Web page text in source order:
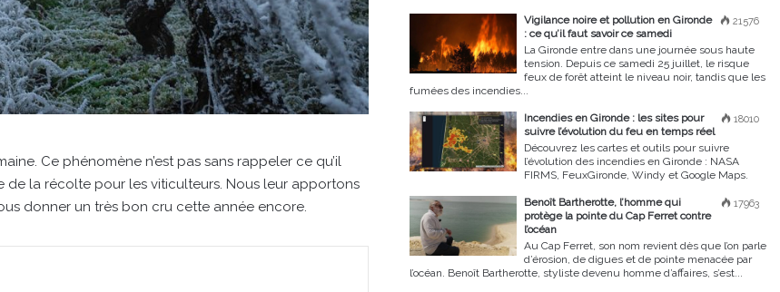
Ce phénomène n’est pas sans rappeler ce qu’il
de la récolte pour les viticulteurs. Nous leur apportons
donner un très bon cru cette année encore.
21576
Vigilance noire et pollution en Gironde
: ce qu’il faut savoir ce samedi
La Gironde entre dans une journée sous haute
tension. Depuis ce samedi 25 juillet, le risque
feux de forêt atteint le niveau noir, tandis que les
fumées des incendies...
18010
Incendies en Gironde : les sites pour
suivre l’évolution du feu en temps réel
Découvrez les cartes et outils pour suivre
l’évolution des incendies en Gironde : NASA
FIRMS, FeuxGironde, Windy et Google Maps.
17963
Benoît Bartherotte, l’homme qui
protège la pointe du Cap Ferret contre
l’océan
Au Cap Ferret, son nom revient dès que l’on parle
d’érosion, de digues et de pointe menacée par
l’océan. Benoît Bartherotte, styliste devenu homme d’affaires, s’est...